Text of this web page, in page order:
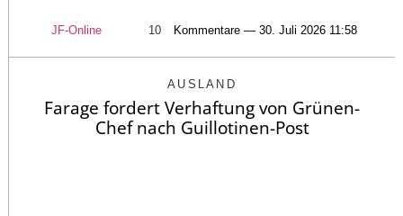
JF-Online 10 Kommentare — 30. Juli 2026 11:58
AUSLAND
Farage fordert Verhaftung von Grünen-
Chef nach Guillotinen-Post